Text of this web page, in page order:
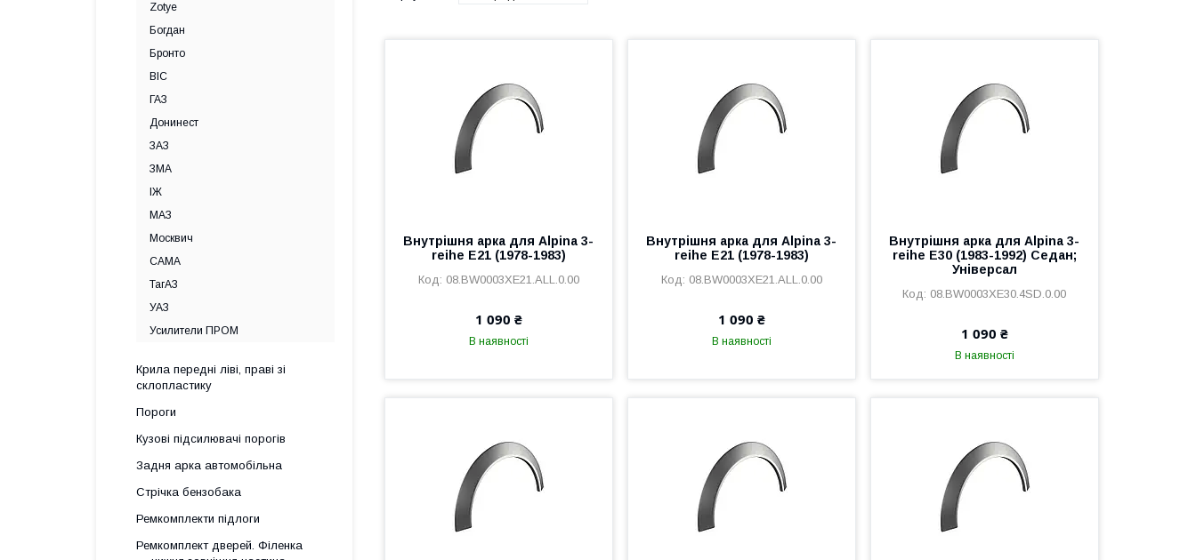
Внутрішня арка для Alpina 3-
reihe E21 (1978-1983)
08.BW0003XE21.ALL.0.00
1 090 ₴
В наявності
Внутрішня арка для Alpina 3-
reihe E21 (1978-1983)
08.BW0003XE21.ALL.0.00
1 090 ₴
В наявності
Внутрішня арка для Alpina 3-
reihe E30 (1983-1992) Седан;
Універсал
08.BW0003XE30.4SD.0.00
1 090 ₴
В наявності
Zotye
Богдан
Бронто
ВІС
ГАЗ
Донинест
ЗАЗ
ЗМА
ІЖ
МАЗ
Москвич
САМА
ТагАЗ
УАЗ
Усилители ПРОМ
Крила передні ліві, праві зі
склопластику
Пороги
Кузові підсилювачі порогів
Задня арка автомобільна
Стрічка бензобака
Ремкомплекти підлоги
Ремкомплект дверей. Філенка